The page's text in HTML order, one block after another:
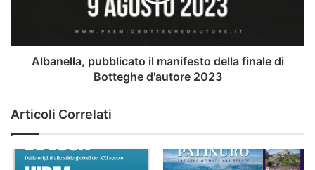
d'autore
Albanella, pubblicato il manifesto della finale di
Botteghe d'autore 2023
Articoli Correlati